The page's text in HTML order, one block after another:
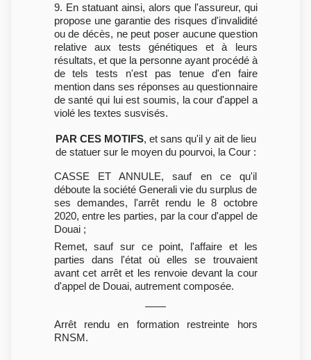
9. En statuant ainsi, alors que l'assureur, qui
propose une garantie des risques d'invalidité
ou de décès, ne peut poser aucune question
relative aux tests génétiques et à leurs
résultats, et que la personne ayant procédé à
de tels tests n'est pas tenue d'en faire
mention dans ses réponses au questionnaire
de santé qui lui est soumis, la cour d'appel a
violé les textes susvisés.
PAR CES MOTIFS, et sans qu'il y ait de lieu
de statuer sur le moyen du pourvoi, la Cour :
CASSE ET ANNULE, sauf en ce qu'il
déboute la société Generali vie du surplus de
ses demandes, l'arrêt rendu le 8 octobre
2020, entre les parties, par la cour d'appel de
Douai ;
Remet, sauf sur ce point, l'affaire et les
parties dans l'état où elles se trouvaient
avant cet arrêt et les renvoie devant la cour
d'appel de Douai, autrement composée.
Arrêt rendu en formation restreinte hors
RNSM.